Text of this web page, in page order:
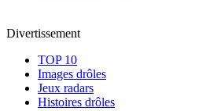
Divertissement
TOP 10
Images drôles
Jeux radars
Histoires drôles